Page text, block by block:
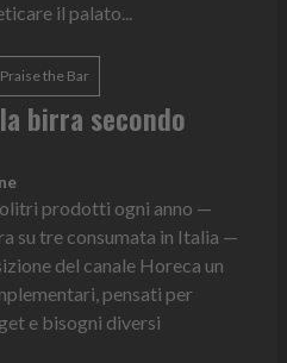
il palato...
Praise the Bar
birra secondo
prodotti ogni anno —
su tre consumata in Italia —
del canale Horeca un
pensati per
e bisogni diversi